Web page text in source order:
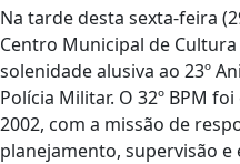
Na tarde desta sexta-feira
Centro Municipal de
solenidade alusiva ao 23º
Polícia Militar. O 32º BPM
2002, com a missão de
planejamento, supervisão e